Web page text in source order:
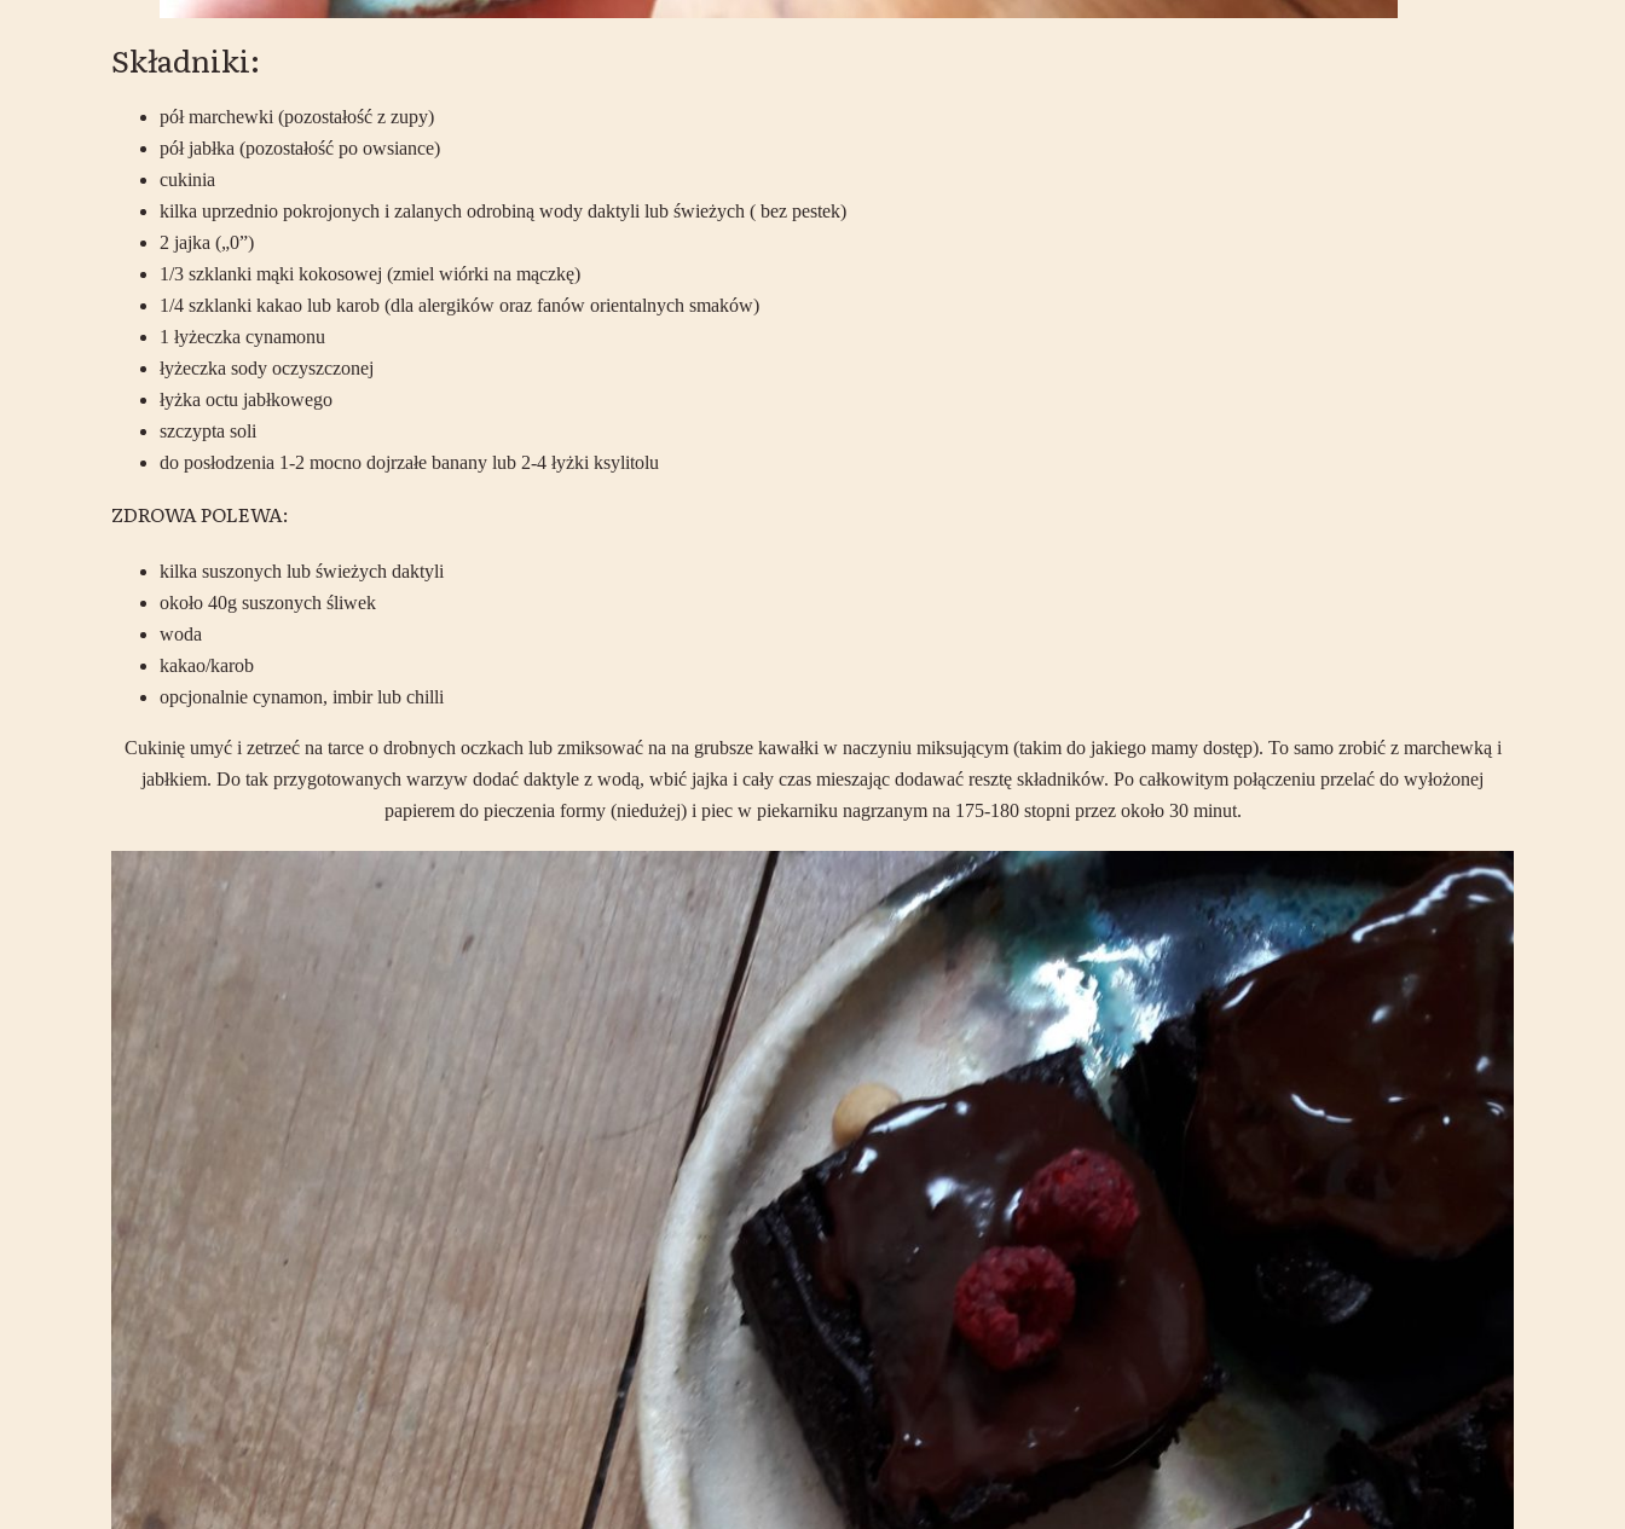
Składniki:
pół marchewki (pozostałość z zupy)
pół jabłka (pozostałość po owsiance)
cukinia
kilka uprzednio pokrojonych i zalanych odrobiną wody daktyli lub świeżych ( bez pestek)
2 jajka („0”)
1/3 szklanki mąki kokosowej (zmiel wiórki na mączkę)
1/4 szklanki kakao lub karob (dla alergików oraz fanów orientalnych smaków)
1 łyżeczka cynamonu
łyżeczka sody oczyszczonej
łyżka octu jabłkowego
szczypta soli
do posłodzenia 1-2 mocno dojrzałe banany lub 2-4 łyżki ksylitolu
ZDROWA POLEWA:
kilka suszonych lub świeżych daktyli
około 40g suszonych śliwek
woda
kakao/karob
opcjonalnie cynamon, imbir lub chilli
Cukinię umyć i zetrzeć na tarce o drobnych oczkach lub zmiksować na na grubsze kawałki w naczyniu miksującym (takim do jakiego mamy dostęp). To samo zrobić z marchewką i
jabłkiem. Do tak przygotowanych warzyw dodać daktyle z wodą, wbić jajka i cały czas mieszając dodawać resztę składników. Po całkowitym połączeniu przelać do wyłożonej
papierem do pieczenia formy (niedużej) i piec w piekarniku nagrzanym na 175-180 stopni przez około 30 minut.